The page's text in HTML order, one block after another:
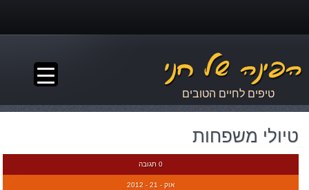
טיפים לחיים הטובים
טיולי משפחות
0 תגובה
אוק - 21 - 2012